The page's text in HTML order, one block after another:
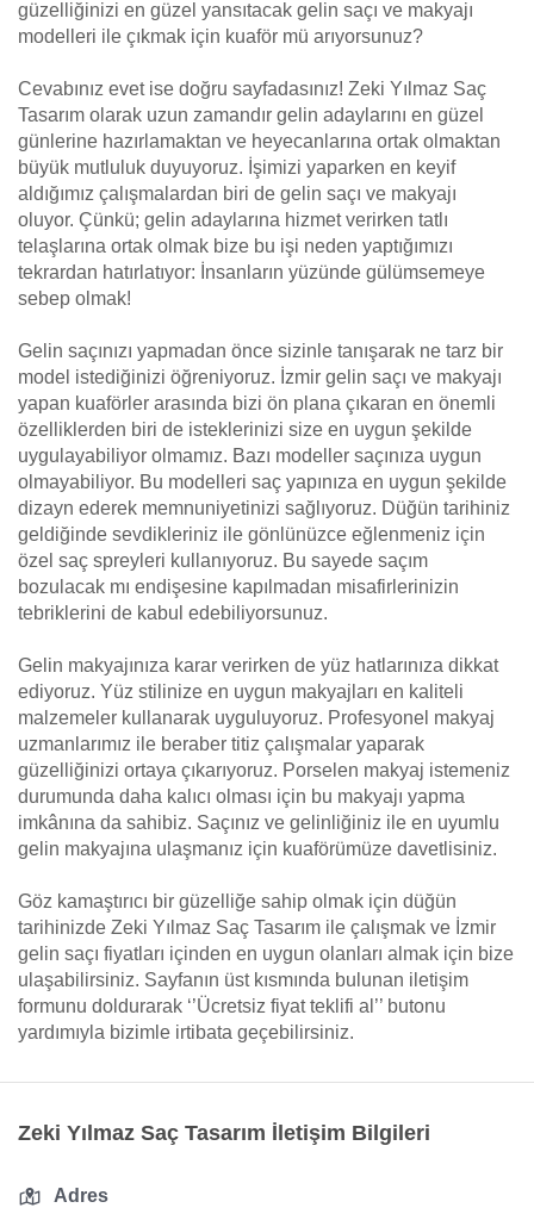
güzelliğinizi en güzel yansıtacak gelin saçı ve makyajı
modelleri ile çıkmak için kuaför mü arıyorsunuz?
Cevabınız evet ise doğru sayfadasınız! Zeki Yılmaz Saç
Tasarım olarak uzun zamandır gelin adaylarını en güzel
günlerine hazırlamaktan ve heyecanlarına ortak olmaktan
büyük mutluluk duyuyoruz. İşimizi yaparken en keyif
aldığımız çalışmalardan biri de gelin saçı ve makyajı
oluyor. Çünkü; gelin adaylarına hizmet verirken tatlı
telaşlarına ortak olmak bize bu işi neden yaptığımızı
tekrardan hatırlatıyor: İnsanların yüzünde gülümsemeye
sebep olmak!
Gelin saçınızı yapmadan önce sizinle tanışarak ne tarz bir
model istediğinizi öğreniyoruz. İzmir gelin saçı ve makyajı
yapan kuaförler arasında bizi ön plana çıkaran en önemli
özelliklerden biri de isteklerinizi size en uygun şekilde
uygulayabiliyor olmamız. Bazı modeller saçınıza uygun
olmayabiliyor. Bu modelleri saç yapınıza en uygun şekilde
dizayn ederek memnuniyetinizi sağlıyoruz. Düğün tarihiniz
geldiğinde sevdikleriniz ile gönlünüzce eğlenmeniz için
özel saç spreyleri kullanıyoruz. Bu sayede saçım
bozulacak mı endişesine kapılmadan misafirlerinizin
tebriklerini de kabul edebiliyorsunuz.
Gelin makyajınıza karar verirken de yüz hatlarınıza dikkat
ediyoruz. Yüz stilinize en uygun makyajları en kaliteli
malzemeler kullanarak uyguluyoruz. Profesyonel makyaj
uzmanlarımız ile beraber titiz çalışmalar yaparak
güzelliğinizi ortaya çıkarıyoruz. Porselen makyaj istemeniz
durumunda daha kalıcı olması için bu makyajı yapma
imkânına da sahibiz. Saçınız ve gelinliğiniz ile en uyumlu
gelin makyajına ulaşmanız için kuaförümüze davetlisiniz.
Göz kamaştırıcı bir güzelliğe sahip olmak için düğün
tarihinizde Zeki Yılmaz Saç Tasarım ile çalışmak ve İzmir
gelin saçı fiyatları içinden en uygun olanları almak için bize
ulaşabilirsiniz. Sayfanın üst kısmında bulunan iletişim
formunu doldurarak ‘’Ücretsiz fiyat teklifi al’’ butonu
yardımıyla bizimle irtibata geçebilirsiniz.
Zeki Yılmaz Saç Tasarım İletişim Bilgileri
Adres